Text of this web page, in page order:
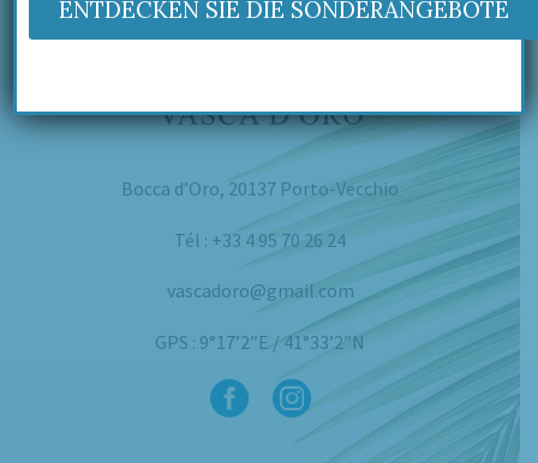
Bocca d’Oro, 20137 Porto-Vecchio
Tél : +33 4 95 70 26 24
vascadoro@gmail.com
GPS : 9°17’2″E / 41°33’2″N
ENTDECKEN SIE DIE SONDERANGEBOTE